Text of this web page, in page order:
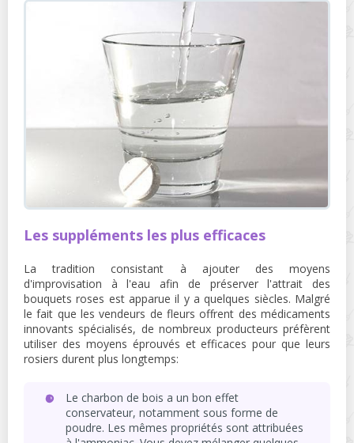
Les suppléments les plus efficaces
La tradition consistant à ajouter des moyens
d'improvisation à l'eau afin de préserver l'attrait des
bouquets roses est apparue il y a quelques siècles. Malgré
le fait que les vendeurs de fleurs offrent des médicaments
innovants spécialisés, de nombreux producteurs préfèrent
utiliser des moyens éprouvés et efficaces pour que leurs
rosiers durent plus longtemps:
Le charbon de bois a un bon effet
conservateur, notamment sous forme de
poudre. Les mêmes propriétés sont attribuées